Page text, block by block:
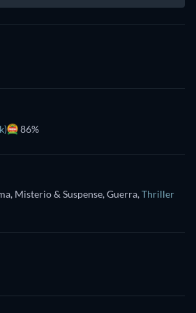
86%
Misterio & Suspense, Guerra,Thriller